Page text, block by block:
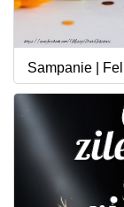
Sampanie |